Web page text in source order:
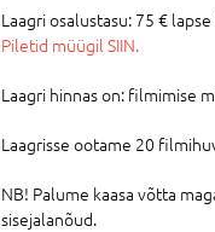
Laagri osalustasu: 75 €
Piletid müügil SIIN.
Laagri hinnas on: filmimise
Laagrisse ootame 20
NB! Palume kaasa võtta
sisejalanõud.